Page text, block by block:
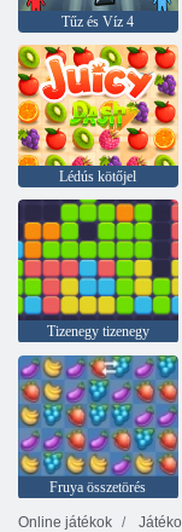
Tűz és Víz 4
Lédús kötőjel
Tizenegy tizenegy
Fruya összetörés
Online játékok